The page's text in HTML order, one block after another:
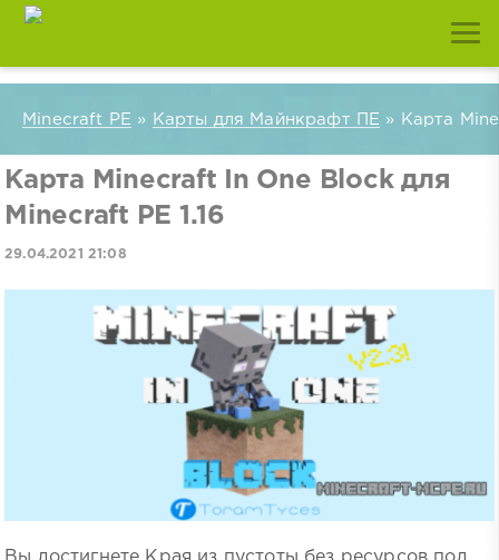
Minecraft PE » Карты для Майнкрафт ПЕ » Карта
Карта Minecraft In One Block для
Minecraft PE 1.16
29.04.2021 21:08